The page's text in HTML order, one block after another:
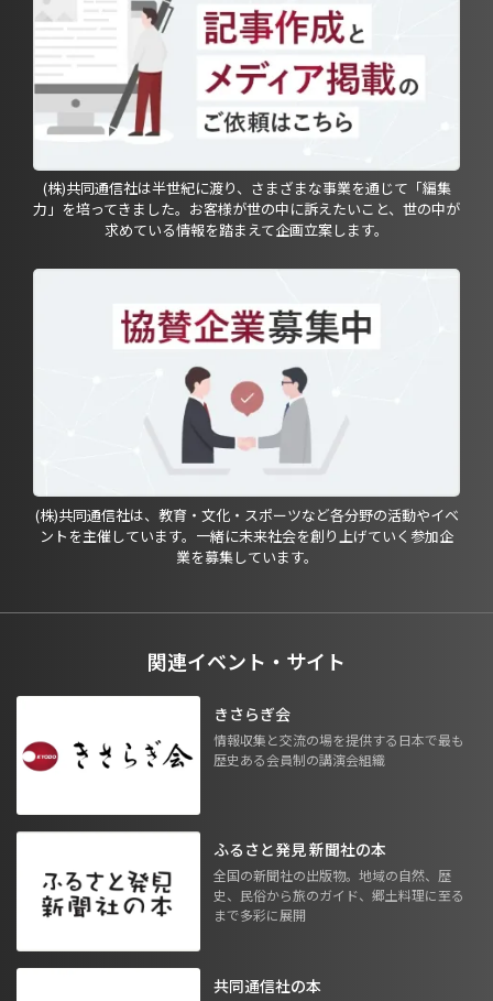
(株)共同通信社は半世紀に渡り、さまざまな事業を通じて「編集
力」を培ってきました。お客様が世の中に訴えたいこと、世の中が
求めている情報を踏まえて企画立案します。
(株)共同通信社は、教育・文化・スポーツなど各分野の活動やイベ
ントを主催しています。一緒に未来社会を創り上げていく参加企
業を募集しています。
関連イベント・サイト
きさらぎ会
情報収集と交流の場を提供する日本で最も
歴史ある会員制の講演会組織
ふるさと発見 新聞社の本
全国の新聞社の出版物。地域の自然、歴
史、民俗から旅のガイド、郷土料理に至る
まで多彩に展開
共同通信社の本